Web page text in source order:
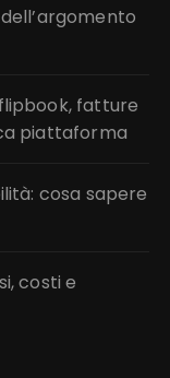
fatture
piattaforma
cosa sapere
costi e